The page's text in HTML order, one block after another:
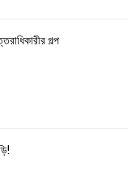
গল্প